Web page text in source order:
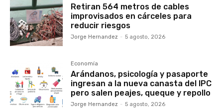
Retiran 564 metros de cables
improvisados en cárceles para
reducir riesgos
Jorge Hernandez - 5 agosto, 2026
Economía
Arándanos, psicología y pasaporte
ingresan a la nueva canasta del IPC
pero salen peajes, queque y repollo
Jorge Hernandez - 5 agosto, 2026